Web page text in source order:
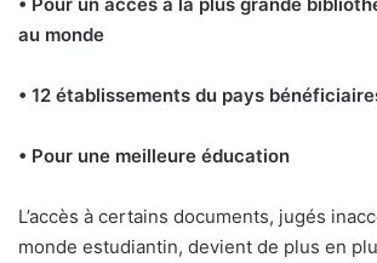
au monde
• 12 établissements du pays
• Pour une meilleure éducation
L’accès à certains documents, jugés
monde estudiantin, devient de plus en